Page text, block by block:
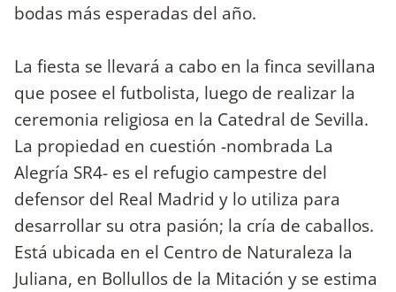
bodas más esperadas del año.
La fiesta se llevará a cabo en la finca sevillana
que posee el futbolista, luego de realizar la
ceremonia religiosa en la Catedral de Sevilla.
La propiedad en cuestión -nombrada La
Alegría SR4- es el refugio campestre del
defensor del Real Madrid y lo utiliza para
desarrollar su otra pasión; la cría de caballos.
Está ubicada en el Centro de Naturaleza la
Juliana, en Bollullos de la Mitación y se estima